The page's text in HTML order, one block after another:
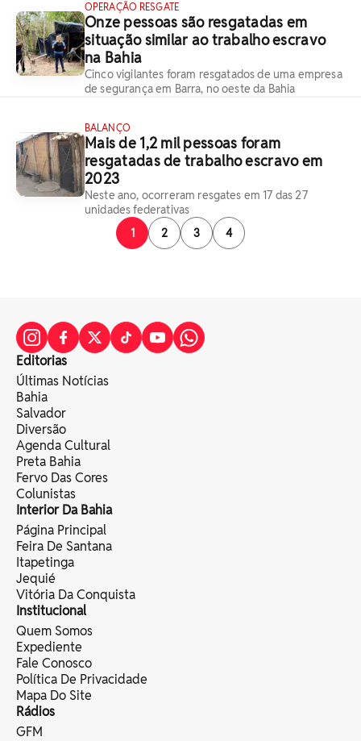
OPERAÇÃO RESGATE
Onze pessoas são resgatadas em
situação similar ao trabalho escravo
na Bahia
Cinco vigilantes foram resgatados de uma empresa
de segurança em Barra, no oeste da Bahia
BALANÇO
Mais de 1,2 mil pessoas foram
resgatadas de trabalho escravo em
2023
Neste ano, ocorreram resgates em 17 das 27
unidades federativas
1
2 3 4
Editorias
Últimas Notícias
Bahia
Salvador
Diversão
Agenda Cultural
Preta Bahia
Fervo Das Cores
Colunistas
Interior Da Bahia
Página Principal
Feira De Santana
Itapetinga
Jequié
Vitória Da Conquista
Institucional
Quem Somos
Expediente
Fale Conosco
Política De Privacidade
Mapa Do Site
Rádios
GFM